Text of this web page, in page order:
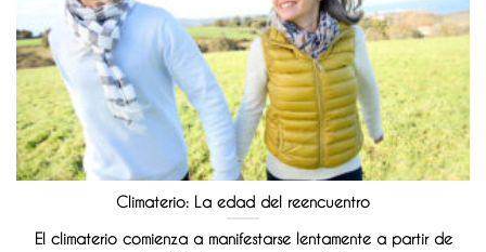
Climaterio: La edad del reencuentro
El climaterio comienza a manifestarse lentamente a partir de